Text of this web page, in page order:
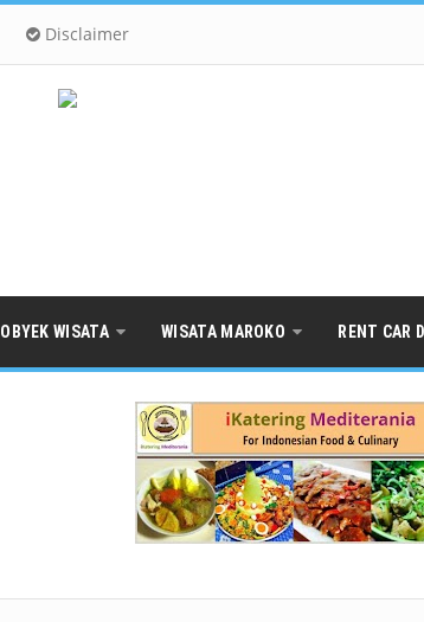
Disclaimer
OBYEK WISATA WISATA MAROKO RENT CAR